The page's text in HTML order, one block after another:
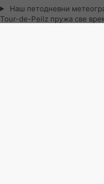
Наш петодневни
Tour-de-Peilz пружа све